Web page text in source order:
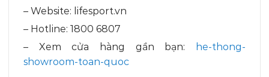
– Website: lifesport.vn
– Hotline: 1800 6807
– Xem cửa hàng gần bạn:
he-thong-
showroom-toan-quoc